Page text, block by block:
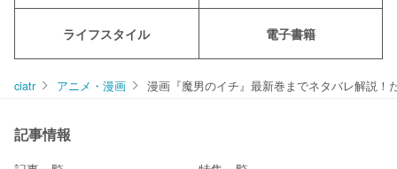
ライフスタイル 電子書籍
ciatr アニメ・漫画 漫画『魔男のイチ』最新巻までネタバレ解説！
記事情報